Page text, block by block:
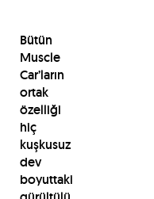
Bütün
Muscle
Car’ların
ortak
özelliği
hiç
kuşkusuz
dev
boyuttaki